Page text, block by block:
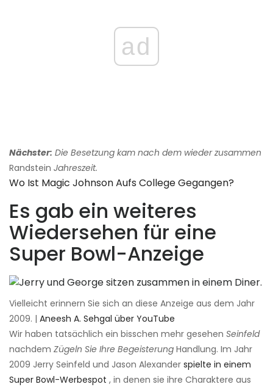
ad
Nächster: Die Besetzung kam nach dem wieder zusammen
Randstein Jahreszeit.
Wo Ist Magic Johnson Aufs College Gegangen?
Es gab ein weiteres
Wiedersehen für eine
Super Bowl-Anzeige
Vielleicht erinnern Sie sich an diese Anzeige aus dem Jahr
2009. | Aneesh A. Sehgal über YouTube
Wir haben tatsächlich ein bisschen mehr gesehen Seinfeld
nachdem Zügeln Sie Ihre Begeisterung Handlung. Im Jahr
2009 Jerry Seinfeld und Jason Alexander spielte in einem
Super Bowl-Werbespot , in denen sie ihre Charaktere aus